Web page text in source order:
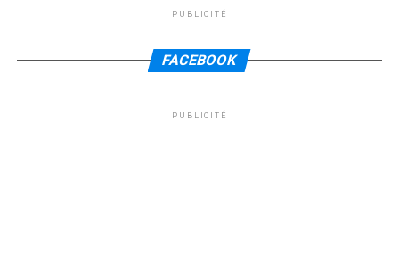
PUBLICITÉ
FACEBOOK
PUBLICITÉ